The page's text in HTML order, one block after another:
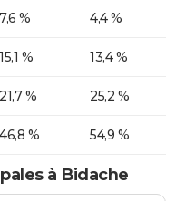
7,6 % 4,4 %
15,1 % 13,4 %
21,7 % 25,2 %
46,8 % 54,9 %
à Bidache